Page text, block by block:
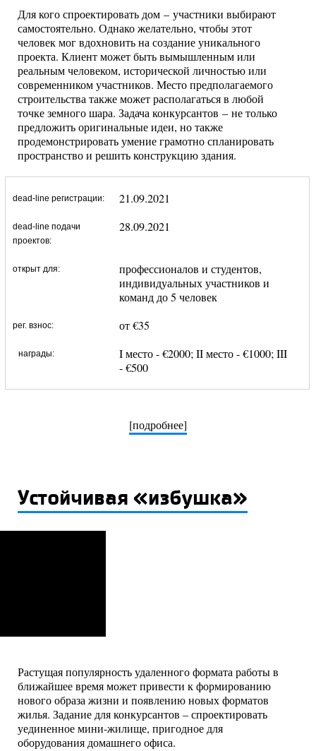
Для кого спроектировать дом – участники выбирают
самостоятельно. Однако желательно, чтобы этот
человек мог вдохновить на создание уникального
проекта. Клиент может быть вымышленным или
реальным человеком, исторической личностью или
современником участников. Место предполагаемого
строительства также может располагаться в любой
точке земного шара. Задача конкурсантов – не только
предложить оригинальные идеи, но также
продемонстрировать умение грамотно спланировать
пространство и решить конструкцию здания.
dead-line регистрации: 21.09.2021
dead-line подачи
проектов:
28.09.2021
открыт для:
профессионалов и студентов,
индивидуальных участников и
команд до 5 человек
рег. взнос: от €35
награды:
I место - €2000; II место - €1000; III
- €500
[подробнее]
Устойчивая «избушка»
Растущая популярность удаленного формата работы в
ближайшее время может привести к формированию
нового образа жизни и появлению новых форматов
жилья. Задание для конкурсантов – спроектировать
уединенное мини-жилище, пригодное для
оборудования домашнего офиса.